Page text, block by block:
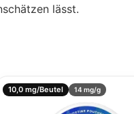
lässt.
10,0 mg/Beutel 14 mg/g